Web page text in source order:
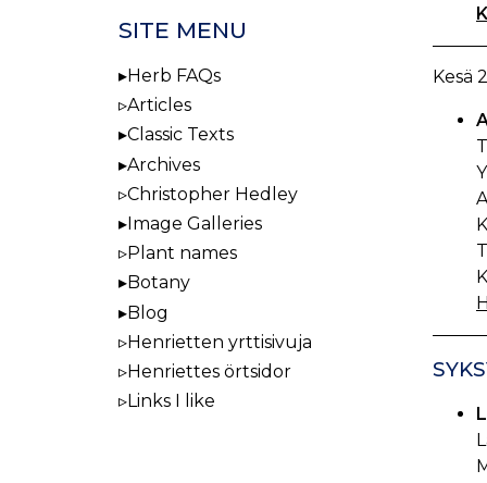
Kesä
SITE MENU
Herb FAQs
Articles
Classic Texts
Archives
Christopher Hedley
Image Galleries
Plant names
Botany
Blog
Henrietten yrttisivuja
Henriettes örtsidor
Links I like